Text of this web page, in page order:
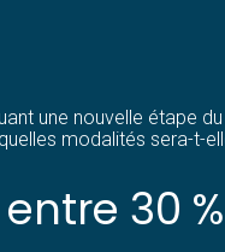
une nouvelle étape
modalités sera-t-
30